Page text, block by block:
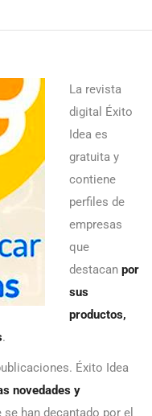
La revista
digital Éxito
Idea es
gratuita y
contiene
perfiles de
empresas
que
destacan por
sus
productos,
.
Éxito Idea
novedades y
se han decantado por el